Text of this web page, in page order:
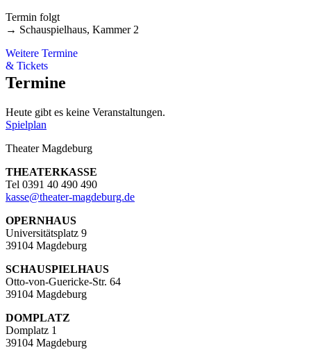
Termin folgt
→ Schauspielhaus, Kammer 2
Weitere Termine
& Tickets
Termine
Heute gibt es keine Veranstaltungen.
Spielplan
Theater Magdeburg
THEATERKASSE
Tel 0391 40 490 490
kasse@theater-magdeburg.de
OPERNHAUS
Universitätsplatz 9
39104 Magdeburg
SCHAUSPIELHAUS
Otto-von-Guericke-Str. 64
39104 Magdeburg
DOMPLATZ
Domplatz 1
39104 Magdeburg